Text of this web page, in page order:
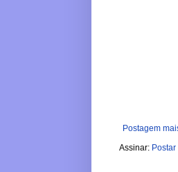
Postagem
Assinar: